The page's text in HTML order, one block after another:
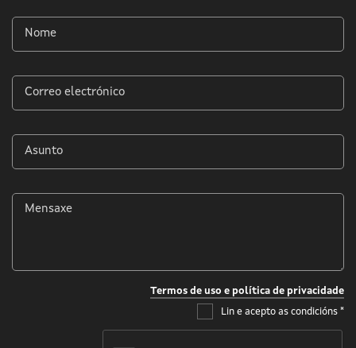
Nome
*
Correo
electrónico
*
Asunto
*
Mensaxe
Termos de uso e política de privacidade
Lin e acepto as condicións *